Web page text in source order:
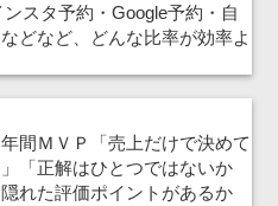
スタ予約・Google予約・自
どなど、どんな比率が効率よ
間ＭＶＰ「売上だけで決めて
「正解はひとつではないか
れた評価ポイントがあるか